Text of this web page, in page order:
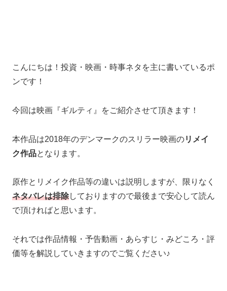
こんにちは！投資・映画・時事ネタを主に書いているポ
ンです！
今回は映画『ギルティ』をご紹介させて頂きます！
本作品は2018年のデンマークのスリラー映画のリメイ
ク作品となります。
原作とリメイク作品等の違いは説明しますが、限りなく
ネタバレは排除しておりますので最後まで安心して読ん
で頂ければと思います。
それでは作品情報・予告動画・あらすじ・みどころ・評
価等を解説していきますのでご覧ください♪